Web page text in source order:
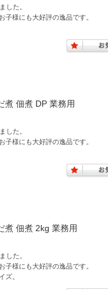
した。
子様にも大好評の逸品です。
佃煮 DP 業務用
した。
子様にも大好評の逸品です。
佃煮 2kg 業務用
した。
子様にも大好評の逸品です。
ズ。